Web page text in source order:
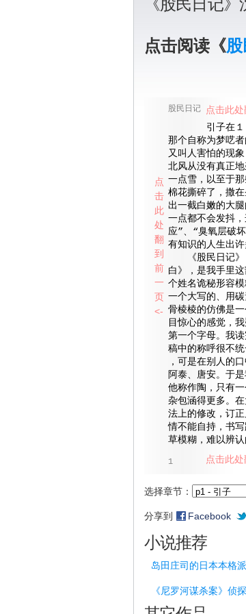
《股民日记
点击阅读《
股民日记
引子在１９９
那个自称为梦呓
又叫人害怕的现
北风从没有真正
一点雪，以至于
棉花撕碎了，撒
出一截白嫩的大
一点都不会发抖
应”、“臭氧层破
有知识的人生出
《股民日记》
白》，是我手里
个姓名诡秘形容
一个大写的、用
骨棱棱的仿佛是
目惊心的感觉，
第一个字母。我
稿中的称呼很不
，可是在别人的
阿泰、唐安。于
他称作陶，只有
杂包涵得更多。
法上的修改，订
情不能自持，书
草模糊，难以辨
1
选择章节：
分享到 Facebook
点击此
点击此
点
击
此
处
翻
到
前
一
页
<-
小说推荐
岛田庄司的日本本格
《尼罗河谋杀案》侦